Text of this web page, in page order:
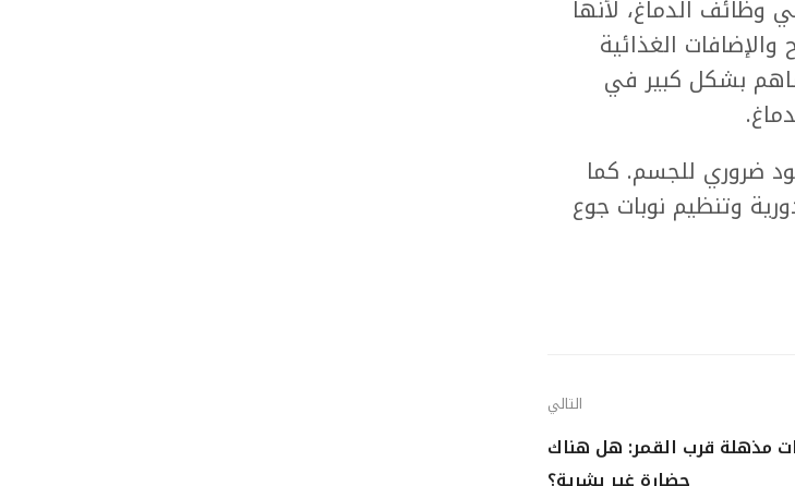
وظائف الدماغ، لأنها
الغذائية
بشكل كبير في
ضروري للجسم. كما
وتنظيم نوبات جوع
التالي
مذهلة قرب القمر: هل هناك